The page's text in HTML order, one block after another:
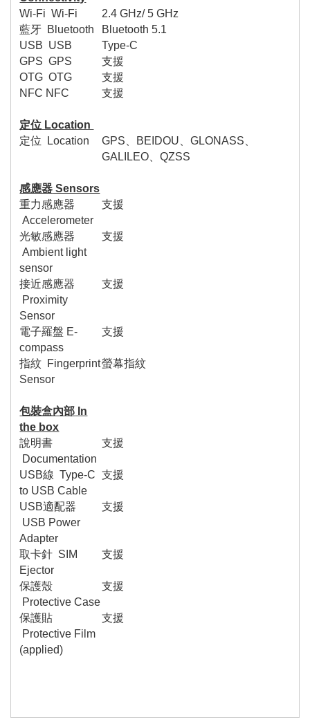
Wi-Fi Wi-Fi
2.4 GHz/ 5 GHz
藍牙 Bluetooth
Bluetooth 5.1
USB USB
Type-C
GPS GPS
支援
OTG OTG
支援
NFC NFC
支援
定位 Location
定位 Location GPS BEIDOU 、GLONASS
GALILEO 、QZSS
感應器 Sensors
重力感應器
Accelerometer
支援
光敏感應器
Ambient light
sensor
支援
接近感應器
Proximity
Sensor
支援
電子羅盤 E-
compass
支援
指紋 Fingerprint
Sensor
螢幕指紋
包裝盒內部 In
the box
說明書
Documentation
支援
USB線 Type-C
to USB Cable
支援
USB適配器
USB Power
Adapter
支援
取卡針 SIM
Ejector
支援
保護殼
Protective Case
支援
保護貼
Protective Film
(applied)
支援